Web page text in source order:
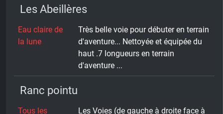
Les Abeillères
Eau claire de
la lune
Très belle voie pour débuter en terrain
d'aventure... Nettoyée et équipée du
haut .7 longueurs en terrain
d'aventure ...
Ranc pointu
Tous les
Les Voies (de gauche à droite face à